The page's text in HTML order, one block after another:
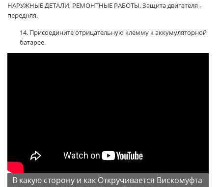
НАРУЖНЫЕ ДЕТАЛИ, РЕМОНТНЫЕ РАБОТЫ, Защита двигателя -
передняя.
14. Присоедините отрицательную клемму к аккумуляторной
батарее.
В какую сторону и как Откручивается Вискомуфта